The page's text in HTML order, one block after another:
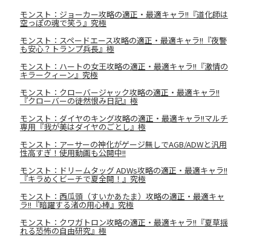
モンスト：ジョーカー攻略の適正・最適キャラ!!『道化師は
空っぽの魂で笑う』究極
モンスト：スペードエース攻略の適正・最適キャラ!!『夜警
も安心？トランプ兵長』極
モンスト：ハートの女王攻略の適正・最適キャラ!!『激情の
キラークィーン』究極
モンスト：クローバージャック攻略の適正・最適キャラ!!
『クローバーの徒然恨み日記』極
モンスト：ダイヤのキング攻略の適正・最適キャラ!!マルチ
専用『我が美はダイヤのごとし』極
モンスト：アーサーの神化がゲージ無しでAGB/ADWと汎用
性高すぎ！使用動画も公開中!!
モンスト：ドリームタッグ ADWs攻略の適正・最適キャラ!!
『キラめくビーチで夏全開！』究極
モンスト：西瓜頭（すいかあたま）攻略の適正・最適キャ
ラ!!『暗躍する渚の用心棒』究極
モンスト：クワガトロン攻略の適正・最適キャラ!!『夏草揺
れる恐怖の自由研究』極